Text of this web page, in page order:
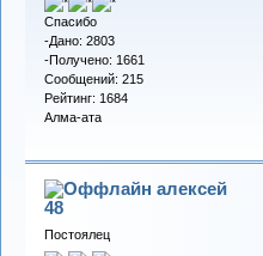
Спасибо
-Дано: 2803
-Получено: 1661
Сообщений: 215
Рейтинг: 1684
Алма-ата
алексей
48
Постоялец